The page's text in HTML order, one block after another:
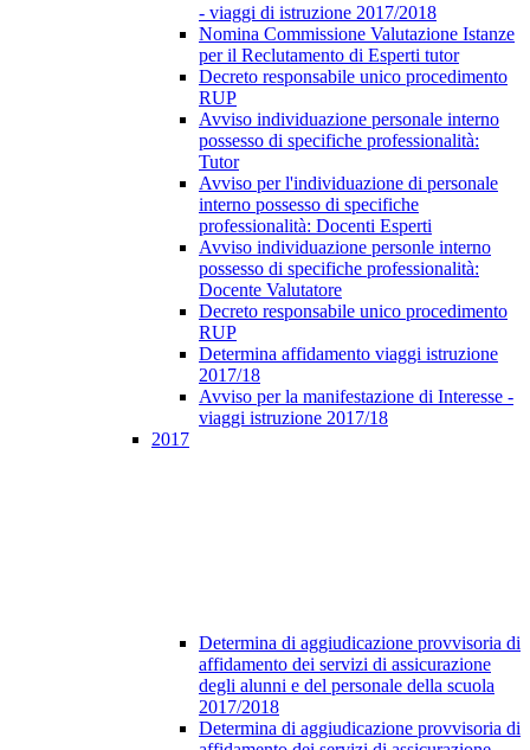
- viaggi di istruzione 2017/2018
Nomina Commissione Valutazione Istanze
per il Reclutamento di Esperti tutor
Decreto responsabile unico procedimento
RUP
Avviso individuazione personale interno
possesso di specifiche professionalità:
Tutor
Avviso per l'individuazione di personale
interno possesso di specifiche
professionalità: Docenti Esperti
Avviso individuazione personle interno
possesso di specifiche professionalità:
Docente Valutatore
Decreto responsabile unico procedimento
RUP
Determina affidamento viaggi istruzione
2017/18
Avviso per la manifestazione di Interesse -
viaggi istruzione 2017/18
2017
Determina di aggiudicazione provvisoria di
affidamento dei servizi di assicurazione
degli alunni e del personale della scuola
2017/2018
Determina di aggiudicazione provvisoria di